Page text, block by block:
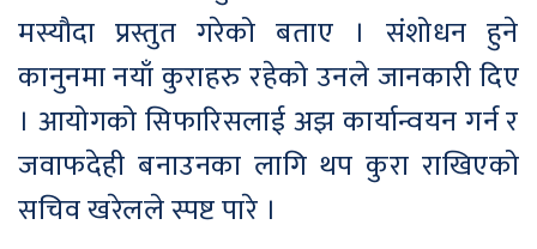
मस्यौदा प्रस्तुत गरेको बताए । संशोधन हुने
कानुनमा नयाँ कुराहरु रहेको उनले जानकारी दिए
। आयोगको सिफारिसलाई अझ कार्यान्वयन गर्न र
जवाफदेही बनाउनका लागि थप कुरा राखिएको
सचिव खरेलले स्पष्ट पारे ।